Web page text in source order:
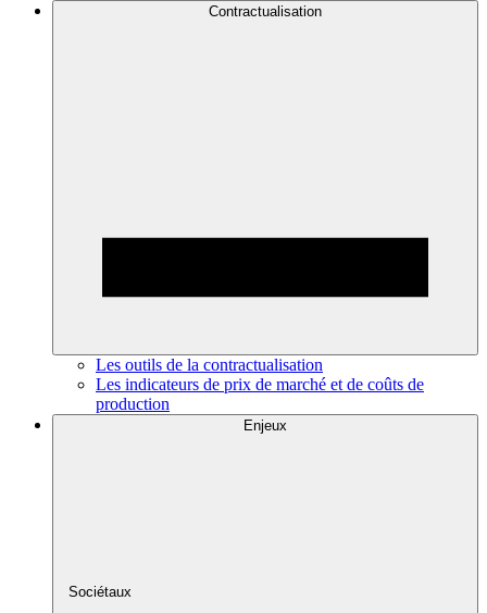
Contractualisation
Les outils de la contractualisation
Les indicateurs de prix de marché et de coûts de
production
Enjeux
Sociétaux